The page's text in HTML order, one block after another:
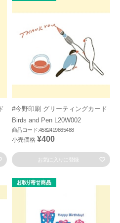
#今野印刷 グリーティングカード
Birds and Pen L20W002
商品コード:4582419865488
小売価格 ¥400
お気に入りに登録